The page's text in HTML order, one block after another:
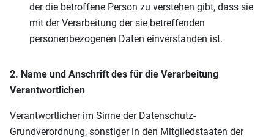
der die betroffene Person zu verstehen gibt, dass sie
mit der Verarbeitung der sie betreffenden
personenbezogenen Daten einverstanden ist.
2. Name und Anschrift des für die Verarbeitung
Verantwortlichen
Verantwortlicher im Sinne der Datenschutz-
Grundverordnung, sonstiger in den Mitgliedstaaten der